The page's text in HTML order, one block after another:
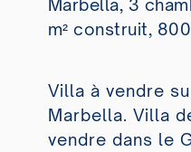
Marbella, 3
m² construit,
Villa à vendre
Marbella. Villa
vendre dans le